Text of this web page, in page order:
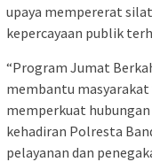
upaya mempererat
kepercayaan publik
“Program Jumat
membantu
memperkuat
kehadiran Polresta
pelayanan dan